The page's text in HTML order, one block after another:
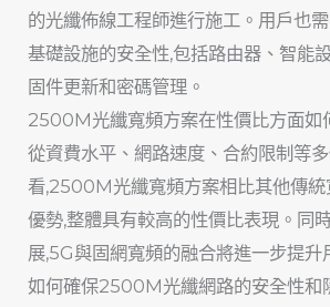
的光纖佈線工程師進行施工。用戶也
基礎設施的安全性,包括路由器、智能
固件更新和密碼管理。
2500M光纖寬頻方案在性價比方面如
從資費水平、網路速度、合約限制等
看,2500M光纖寬頻方案相比其他傳
優勢,整體具有較高的性價比表現。同
展,5G與固網寬頻的融合將進一步提升
如何確保2500M光纖網路的安全性和